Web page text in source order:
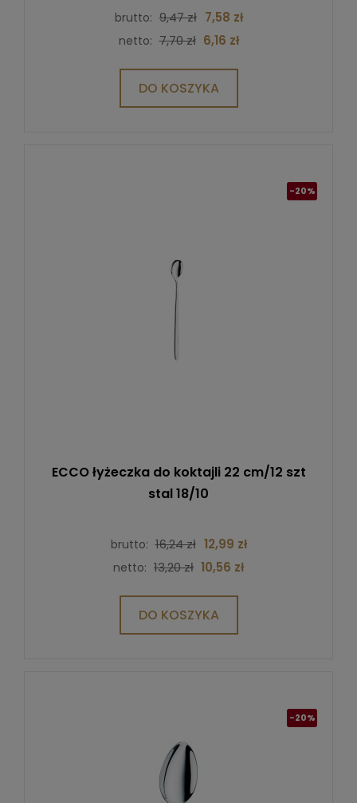
brutto: 9,47 zł 7,58 zł
netto: 7,70 zł 6,16 zł
DO KOSZYKA
-20%
ECCO łyżeczka do koktajli 22 cm/12 szt
stal 18/10
brutto: 16,24 zł 12,99 zł
netto: 13,20 zł 10,56 zł
DO KOSZYKA
-20%